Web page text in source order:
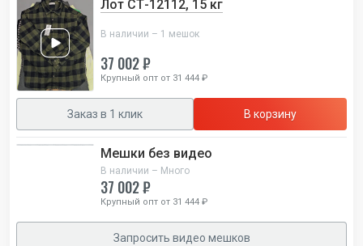
Лот СТ-12112, 15 кг
В наличии – 1 мешок
37 002 ₽
Крупный опт от 31 444 ₽
Заказ в 1 клик В корзину
Мешки без видео
В наличии – Много
37 002 ₽
Крупный опт от 31 444 ₽
Запросить видео мешков